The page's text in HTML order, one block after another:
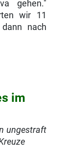
gehen."
wir 11
nach
im
ungestraft